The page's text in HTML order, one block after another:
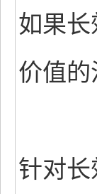
如果
价值的
针对